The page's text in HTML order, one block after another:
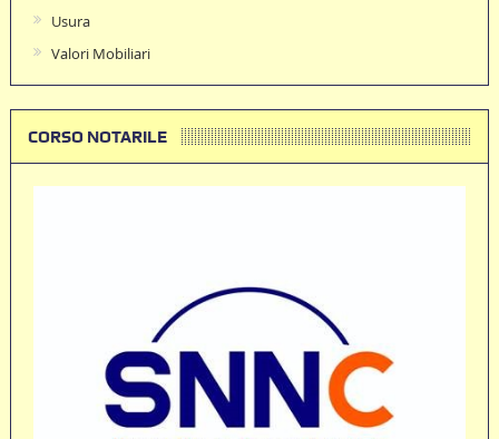
Usura
Valori Mobiliari
CORSO NOTARILE